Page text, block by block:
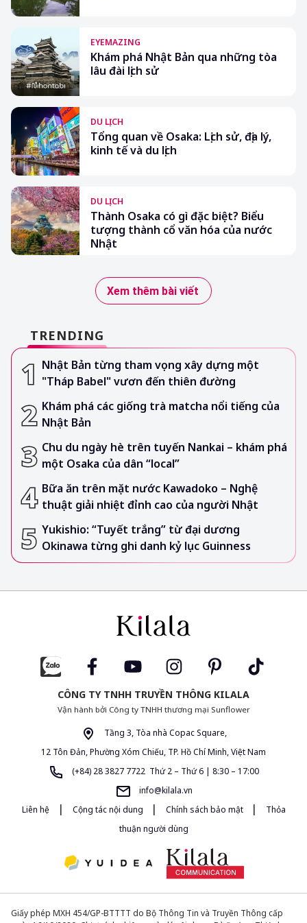
EYEMAZING
Khám phá Nhật Bản qua những tòa
lâu đài lịch sử
DU LỊCH
Tổng quan về Osaka: Lịch sử, địa lý,
kinh tế và du lịch
DU LỊCH
Thành Osaka có gì đặc biệt? Biểu
tượng thành cổ văn hóa của nước
Nhật
Xem thêm bài viết
TRENDING
Nhật Bản từng tham vọng xây dựng một
"Tháp Babel" vươn đến thiên đường
Khám phá các giống trà matcha nổi tiếng của
Nhật Bản
Chu du ngày hè trên tuyến Nankai – khám phá
một Osaka của dân “local”
Bữa ăn trên mặt nước Kawadoko – Nghệ
thuật giải nhiệt đỉnh cao của người Nhật
Yukishio: “Tuyết trắng” từ đại dương
Okinawa từng ghi danh kỷ lục Guinness
CÔNG TY TNHH TRUYỀN THÔNG KILALA
Vận hành bởi Công ty TNHH thương mại Sunflower
Tầng 3, Tòa nhà Copac Square,
12 Tôn Đản, Phường Xóm Chiếu, TP. Hồ Chí Minh, Việt Nam
(+84) 28 3827 7722 Thứ 2 – Thứ 6 | 8:30 – 17:00
info@kilala.vn
Liên hệ
| Cộng tác nội dung | Chính sách bảo mật |
Thỏa
thuận người dùng
Giấy phép MXH 454/GP-BTTTT do Bộ Thông Tin và Truyền Thông cấp